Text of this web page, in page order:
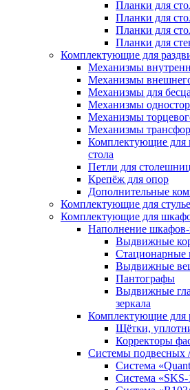
Планки для
Планки для
Планки для
Планки для
Комплектующие для
Механизмы
Механизмы
Механизмы для
Механизмы
Механизмы
Механизмы
Комплектующие для
стола
Петли для
Крепёж для опор
Дополнительные
Комплектующие для
Комплектующие для
Наполнение
Выдвижные
Стационарные
Выдвижные
Пантографы
Выдвижные
зеркала
Комплектующие для
Щётки,
Корректоры
Системы подвесных
Система
Система «SKS-